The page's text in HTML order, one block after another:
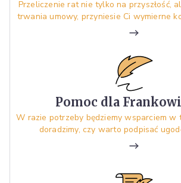
Przeliczenie rat nie tylko na przyszłość,
trwania umowy, przyniesie Ci wymierne
Pomoc dla
W razie potrzeby będziemy wsparciem w
doradzimy, czy warto podpisać